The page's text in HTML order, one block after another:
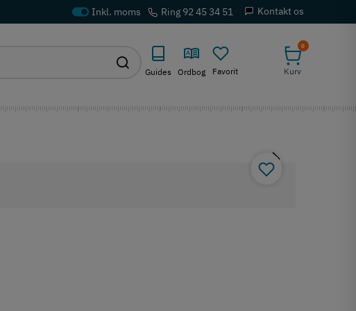
Ring 92 45 34 51 Kontakt os
Guides Ordbog Favorit
0
Kurv